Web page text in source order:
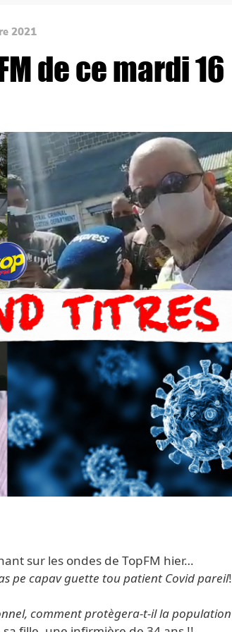
2021
de ce mardi 16
sur les ondes de TopFM hier…
pe capav guette tou patient Covid pareil
comment protègera-t-il la population